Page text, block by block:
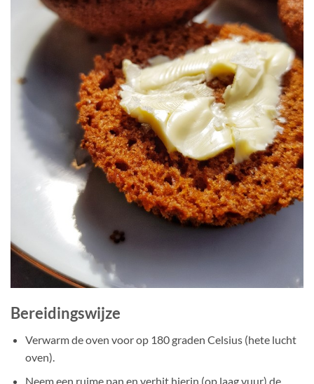
Bereidingswijze
Verwarm de oven voor op 180 graden Celsius (hete lucht
oven).
Neem een ruime pan en verhit hierin (op laag vuur) de